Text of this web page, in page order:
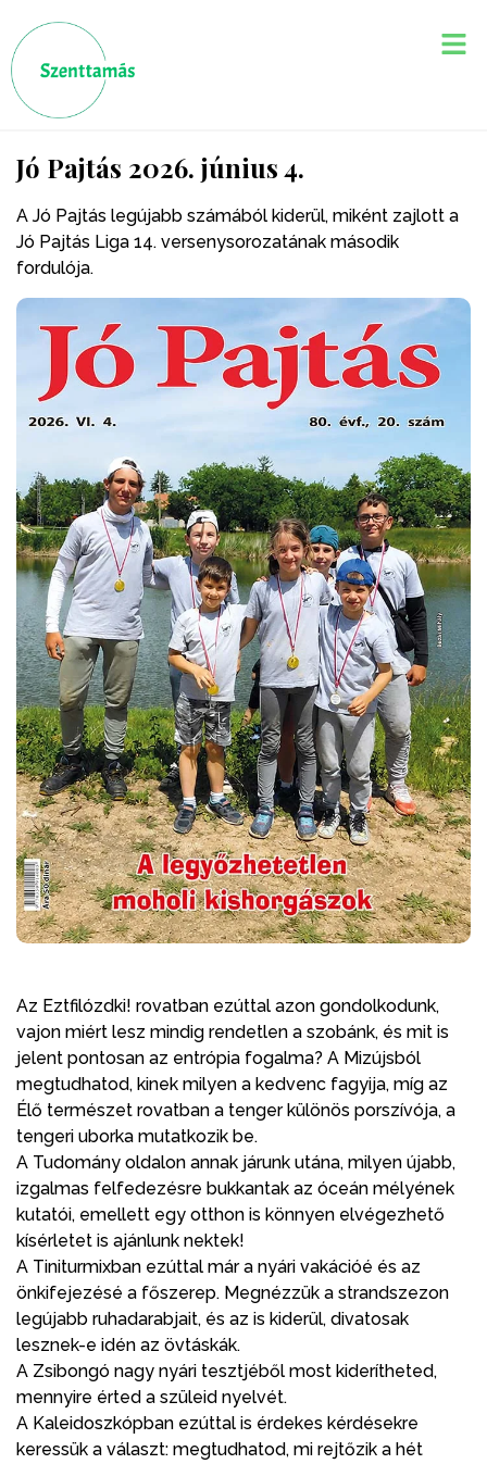
Jó Pajtás 2026. június 4.
A Jó Pajtás legújabb számából kiderül, miként zajlott a
Jó Pajtás Liga 14. versenysorozatának második
fordulója.
Az Eztfilózdki! rovatban ezúttal azon gondolkodunk,
vajon miért lesz mindig rendetlen a szobánk, és mit is
jelent pontosan az entrópia fogalma? A Mizújsból
megtudhatod, kinek milyen a kedvenc fagyija, míg az
Élő természet rovatban a tenger különös porszívója, a
tengeri uborka mutatkozik be.
A Tudomány oldalon annak járunk utána, milyen újabb,
izgalmas felfedezésre bukkantak az óceán mélyének
kutatói, emellett egy otthon is könnyen elvégezhető
kísérletet is ajánlunk nektek!
A Tiniturmixban ezúttal már a nyári vakációé és az
önkifejezésé a főszerep. Megnézzük a strandszezon
legújabb ruhadarabjait, és az is kiderül, divatosak
lesznek-e idén az övtáskák.
A Zsibongó nagy nyári tesztjéből most kiderítheted,
mennyire érted a szüleid nyelvét.
A Kaleidoszkópban ezúttal is érdekes kérdésekre
keressük a választ: megtudhatod, mi rejtőzik a hét